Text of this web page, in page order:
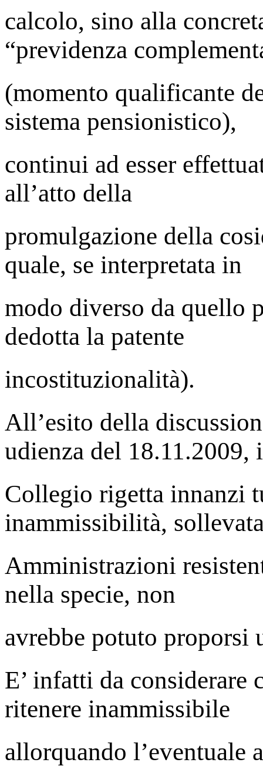
calcolo, sino alla
“previdenza
(momento qualificante
sistema pensionistico),
continui ad esser
all’atto della
promulgazione della
quale, se interpretata in
modo diverso da quello
dedotta la patente
incostituzionalità).
All’esito della
udienza del 18.11.2009,
Collegio rigetta innanzi
inammissibilità,
Amministrazioni
nella specie, non
avrebbe potuto
E’ infatti da
ritenere inammissibile
allorquando l’eventuale